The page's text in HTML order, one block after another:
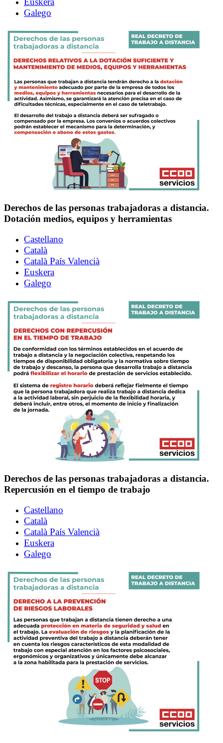
Galego
Derechos de las personas trabajadoras a distancia.
Dotación medios, equipos y herramientas
Castellano
Català
Català País Valencià
Euskera
Galego
Derechos de las personas trabajadoras a distancia.
Repercusión en el tiempo de trabajo
Castellano
Català
Català País Valencià
Euskera
Galego